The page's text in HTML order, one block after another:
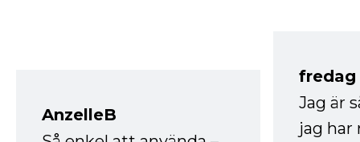
AnzelleB
fredag
Jag är
jag